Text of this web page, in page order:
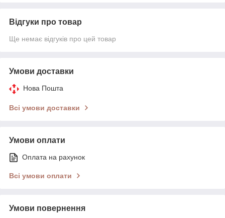
Відгуки про товар
Ще немає відгуків про цей товар
Умови доставки
Нова Пошта
Всі умови доставки
Умови оплати
Оплата на рахунок
Всі умови оплати
Умови повернення